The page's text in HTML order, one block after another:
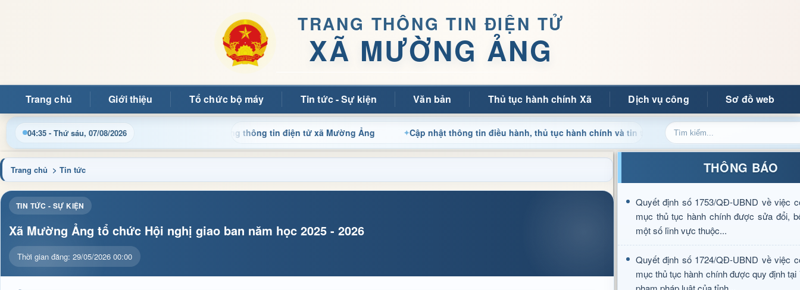
TRANG THÔNG TIN ĐIỆN TỬ
XÃ MƯỜNG ẢNG
Trang chủ Giới thiệu Tổ chức bộ máy Tin tức - Sự kiện Văn bản Thủ tục hành chính Xã Dịch vụ công Sơ đồ web
04:35 - Thứ sáu, 07/08/2026
Chào mừng quý bạn đọc đến với Trang thông tin điện tử xã Mường Ảng Cập nhật thông tin điều hành, thủ tục hành chính và tin tức địa phương nhanh chóng, chính xác
Trang chủ > Tin tức
TIN TỨC - SỰ KIỆN
Xã Mường Ảng tổ chức Hội nghị giao ban năm học 2025 - 2026
Thời gian đăng: 29/05/2026 00:00
THÔNG BÁO
Quyết định số 1753/QĐ-UBND về việc
mục thủ tục hành chính được sửa đổi,
một số lĩnh vực thuộc...
Quyết định số 1724/QĐ-UBND về việc
mục thủ tục hành chính được quy định tại